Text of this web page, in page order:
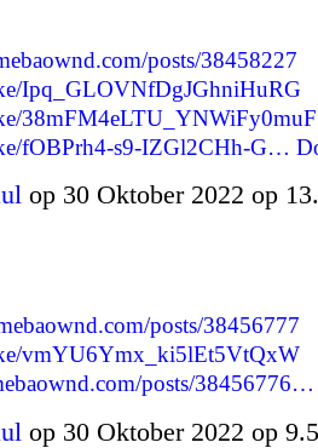
posts/38458227
Ipq_GLOVNfDgJGhniHuRG
38mFM4eLTU_YNWiFy0muF
fOBPrh4-s9-IZGl2CHh-G…
op 30 Oktober 2022 op
posts/38456777
vmYU6Ymx_ki5lEt5VtQxW
posts/38456776…
op 30 Oktober 2022 op